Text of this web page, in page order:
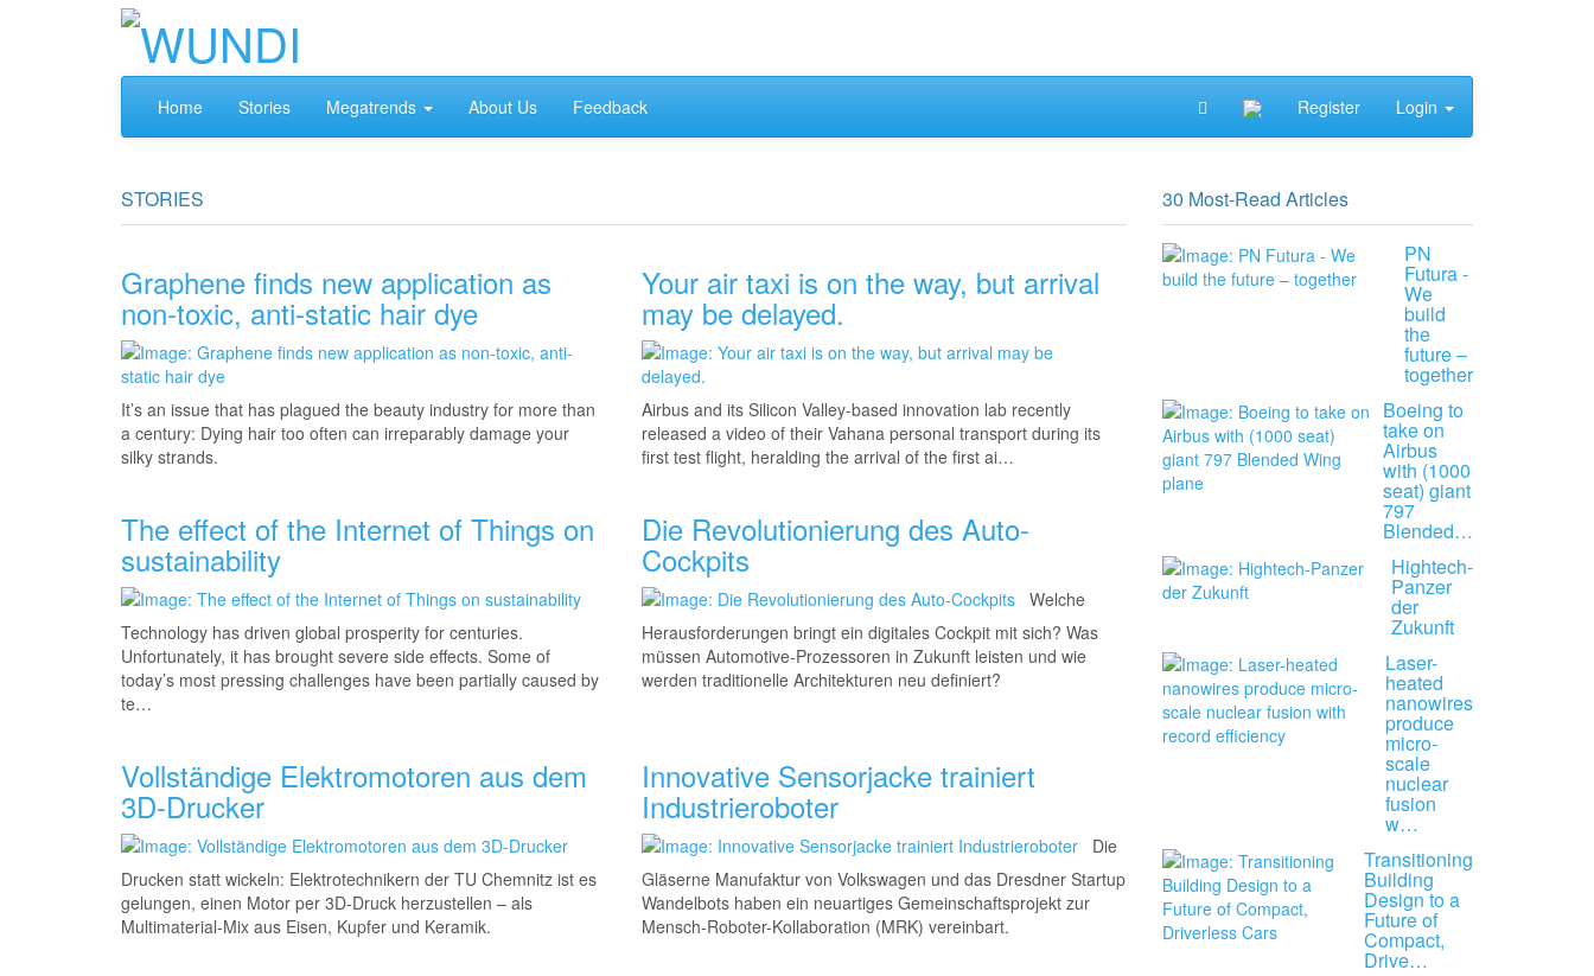
Home Stories Megatrends About Us Feedback Register Login
STORIES
Graphene finds new application as
non-toxic, anti-static hair dye
It’s an issue that has plagued the beauty industry for more than
a century: Dying hair too often can irreparably damage your
silky strands.
Your air taxi is on the way, but arrival
may be delayed.
Airbus and its Silicon Valley-based innovation lab recently
released a video of their Vahana personal transport during its
first test flight, heralding the arrival of the first ai…
The effect of the Internet of Things on
sustainability
Technology has driven global prosperity for centuries.
Unfortunately, it has brought severe side effects. Some of
today’s most pressing challenges have been partially caused by
te…
Die Revolutionierung des Auto-
Cockpits
Welche
Herausforderungen bringt ein digitales Cockpit mit sich? Was
müssen Automotive-Prozessoren in Zukunft leisten und wie
werden traditionelle Architekturen neu definiert?
Vollständige Elektromotoren aus dem
3D-Drucker
Drucken statt wickeln: Elektrotechnikern der TU Chemnitz ist es
gelungen, einen Motor per 3D-Druck herzustellen – als
Multimaterial-Mix aus Eisen, Kupfer und Keramik.
Innovative Sensorjacke trainiert
Industrieroboter
Die
Gläserne Manufaktur von Volkswagen und das Dresdner Startup
Wandelbots haben ein neuartiges Gemeinschaftsprojektzur
Mensch-Roboter-Kollaboration (MRK) vereinbart.
30 Most-Read Articles
PN
Futura -
We
build
the
future –
together
Boeing to
take on
Airbus
with (1000
seat) giant
797
Blended…
Hightech-
Panzer
der
Zukunft
Laser-
heated
nanowires
produce
micro-
scale
nuclear
fusion
w…
Transitioning
Building
Design to a
Future of
Compact,
Drive…